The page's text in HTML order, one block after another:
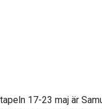
17-23 maj är